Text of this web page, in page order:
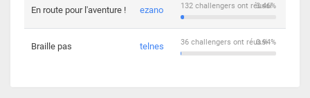
En route pour l'aventure ! ezano 3.46%
132 challengers ont réussi
Braille pas telnes 0.94%
36 challengers ont réussi